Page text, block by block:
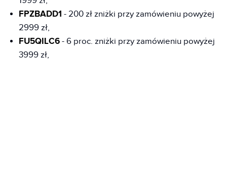
FPZBADD1 - 200 zł zniżki przy zamówieniu powyżej
2999 zł,
FU5QILC6 - 6 proc. zniżki przy zamówieniu powyżej
3999 zł,